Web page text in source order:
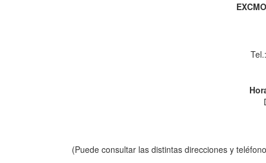
(Puede consultar las distintas direcciones y